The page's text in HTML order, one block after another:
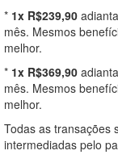
* 1x R$239,90
mês. Mesmos
melhor.
* 1x R$369,90
mês. Mesmos
melhor.
Todas as transações
intermediadas pelo